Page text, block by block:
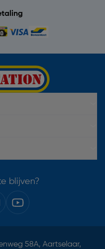
blijven?
58A, Aartselaar,